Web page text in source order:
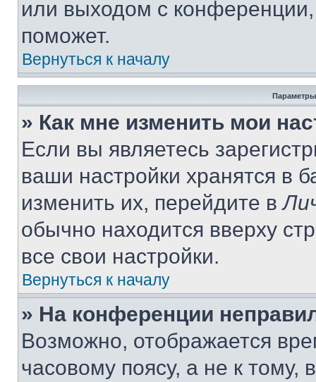
или выходом с
поможет.
Вернуться к началу
Параметры
» Как мне изменить мои
Если вы являетесь
ваши настройки хранятся в
изменить их, перейдите в
обычно находится вверху
все свои настройки.
Вернуться к началу
» На конференции
Возможно, отображается
часовому поясу, а не к тому,